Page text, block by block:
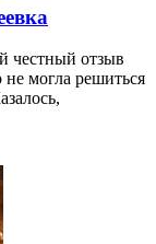
честный отзыв
не могла решиться